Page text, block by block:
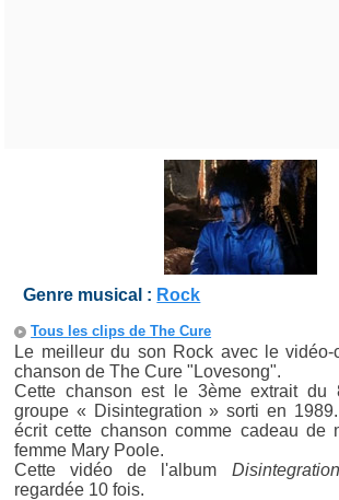
Genre musical : Rock
Tous les clips de The Cure
Le meilleur du son Rock avec le
chanson de The Cure "Lovesong".
Cette chanson est le 3ème extrait du
groupe « Disintegration » sorti en
écrit cette chanson comme cadeau de
femme Mary Poole.
Cette vidéo de l'album
regardée 10 fois.